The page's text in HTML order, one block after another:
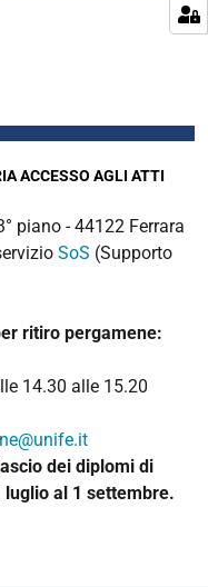
ACCESSO AGLI ATTI
piano - 44122 Ferrara
SoS (Supporto
ritiro pergamene:
14.30 alle 15.20
dei diplomi di
al 1 settembre.